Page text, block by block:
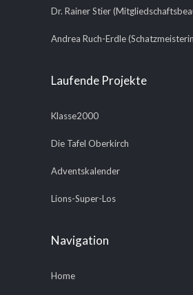
Dr. Rainer Stier
Andrea Ruch-Erdle
Laufende Projekte
Klasse2000
Die Tafel Oberkirch
Adventskalender
Lions-Super-Los
Navigation
Home